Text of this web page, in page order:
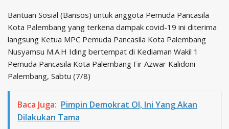
Bantuan Sosial (Bansos) untuk anggota Pemuda Pancasila
Kota Palembang yang terkena dampak covid-19 ini diterima
langsung Ketua MPC Pemuda Pancasila Kota Palembang
Nusyamsu M.A.H Iding bertempat di Kediaman Wakil 1
Pemuda Pancasila Kota Palembang Fir Azwar Kalidoni
Palembang, Sabtu (7/8)
Baca Juga: Pimpin Demokrat OI, Ini Yang Akan
Dilakukan Tama